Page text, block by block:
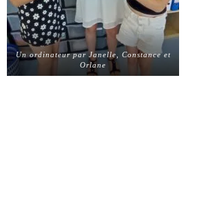
Un ordinateur par Janelle, Constance et
Orlane